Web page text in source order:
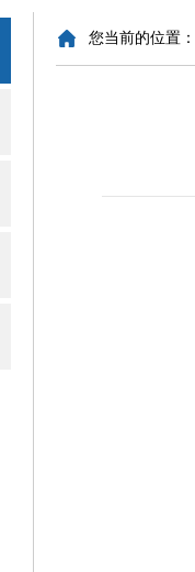
您当前的位置